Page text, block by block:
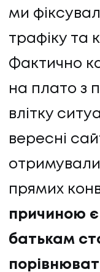
ми
трафіку та
Фактично
на плато з
влітку
вересні
отримували
прямих
причиною є
батькам